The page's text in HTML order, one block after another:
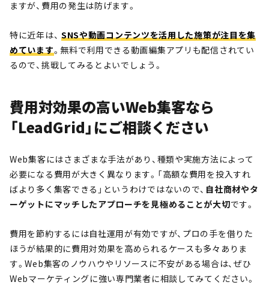
ますが、費用の発生は防げます。
特に近年は、 SNSや動画コンテンツを活用した施策が注目を集
めています。無料で利用できる動画編集アプリも配信されてい
るので、挑戦してみるとよいでしょう。
費用対効果の高いWeb集客なら
「LeadGrid」にご相談ください
Web集客にはさまざまな手法があり、種類や実施方法によって
必要になる費用が大きく異なります。「高額な費用を投入すれ
ばより多く集客できる」というわけではないので、 自社商材やタ
ーゲットにマッチしたアプローチを見極めることが大切です。
費用を節約するには自社運用が有効ですが、プロの手を借りた
ほうが結果的に費用対効果を高められるケースも多々ありま
す。Web集客のノウハウやリソースに不安がある場合は、ぜひ
Webマーケティングに強い専門業者に相談してみてください。